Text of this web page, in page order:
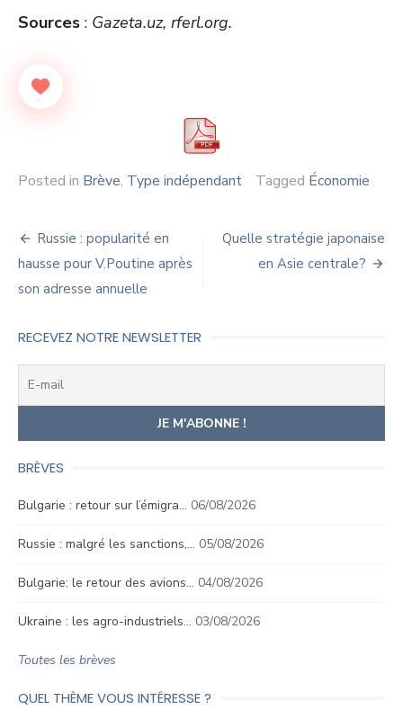
Sources : Gazeta.uz, rferl.org.
Posted in Brève, Type indépendant Tagged Économie
Navigation
de
l’article
Russie : popularité en
hausse pour V.Poutine après
son adresse annuelle
Quelle stratégie japonaise
en Asie centrale?
RECEVEZ NOTRE NEWSLETTER
BRÈVES
Bulgarie : retour sur l’émigra… 06/08/2026
Russie : malgré les sanctions,… 05/08/2026
Bulgarie: le retour des avions… 04/08/2026
Ukraine : les agro-industriels… 03/08/2026
Toutes les brèves
QUEL THÈME VOUS INTÉRESSE ?